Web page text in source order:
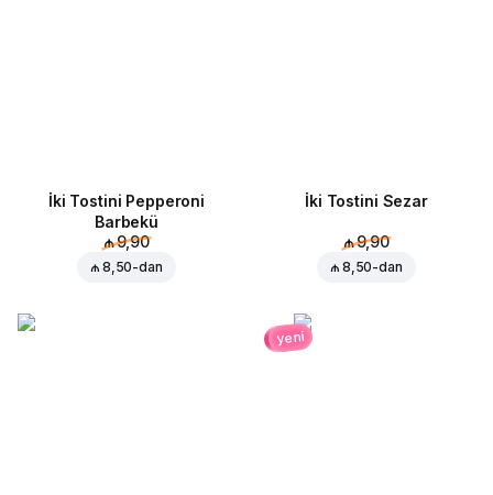
İki Tostini Pepperoni
Barbekü
₼ 9,90
₼ 8,50-dan
İki Tostini Sezar
₼ 9,90
₼ 8,50-dan
yeni